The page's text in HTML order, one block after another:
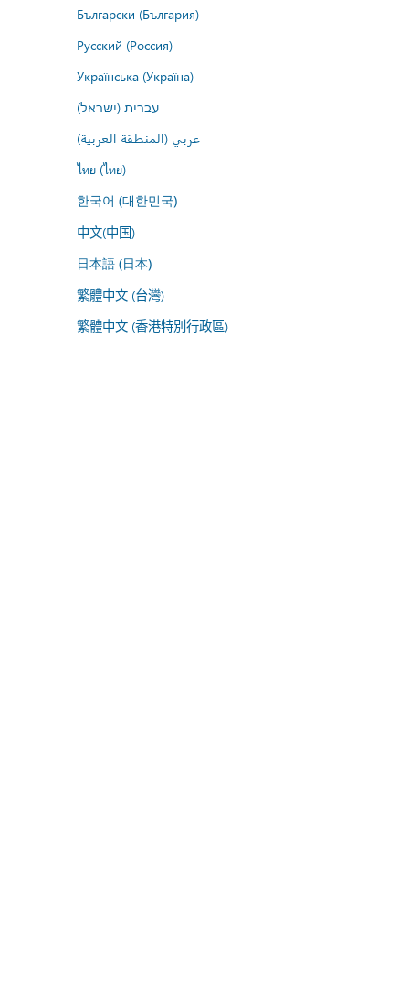
Български (България)
Русский (Россия)
Українська (Україна)
עברית (ישראל)
عربي (المنطقة العربية)
ไทย (ไทย)
한국어 (대한민국)
中文(中国)
日本語 (日本)
繁體中文 (台灣)
繁體中文 (香港特別行政區)